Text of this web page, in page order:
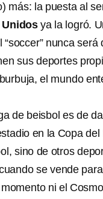
más: la puesta al
ya la logró.
nunca será
sus deportes
el mundo
de beisbol es de
en la Copa
sino de otros
se vende
ni el